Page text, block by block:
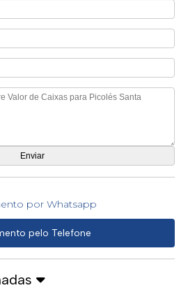
por Whatsapp
pelo Telefone